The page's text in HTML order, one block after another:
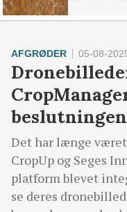
AFGRØDER 05-08-
Det har længe
CropUp og Seges
platform blevet
se deres